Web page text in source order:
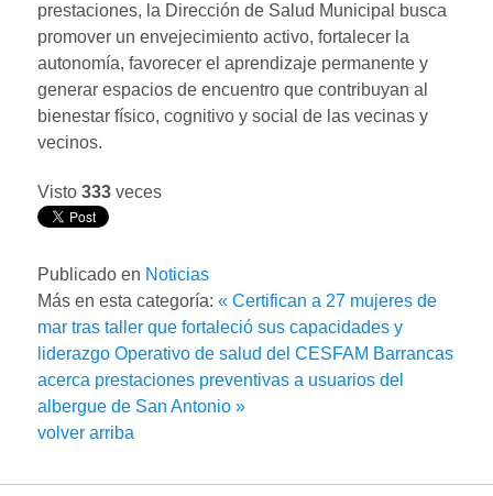
prestaciones, la Dirección de Salud Municipal busca
promover un envejecimiento activo, fortalecer la
autonomía, favorecer el aprendizaje permanente y
generar espacios de encuentro que contribuyan al
bienestar físico, cognitivo y social de las vecinas y
vecinos.
Visto 333 veces
Publicado en Noticias
Más en esta categoría: « Certifican a 27 mujeres de
mar tras taller que fortaleció sus capacidades y
liderazgo Operativo de salud del CESFAM Barrancas
acerca prestaciones preventivas a usuarios del
albergue de San Antonio »
volver arriba